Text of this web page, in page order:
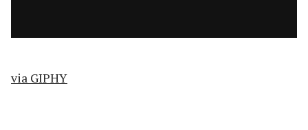
via GIPHY